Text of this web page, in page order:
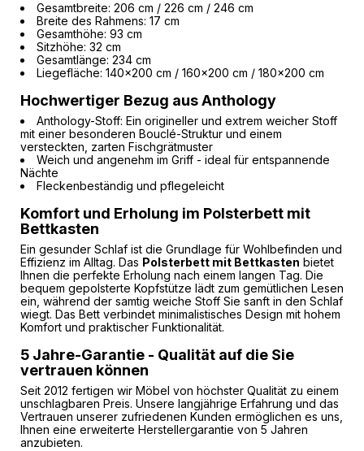
Gesamtbreite: 206 cm / 226 cm / 246 cm
Breite des Rahmens: 17 cm
Gesamthöhe: 93 cm
Sitzhöhe: 32 cm
Gesamtlänge: 234 cm
Liegefläche: 140x200 cm / 160x200 cm / 180x200 cm
Hochwertiger Bezug aus Anthology
Anthology-Stoff: Ein origineller und extrem weicher Stoff
mit einer besonderen Bouclé-Struktur und einem
versteckten, zarten Fischgrätmuster
Weich und angenehm im Griff - ideal für entspannende
Nächte
Fleckenbeständig und pflegeleicht
Komfort und Erholung im Polsterbett mit
Bettkasten
Ein gesunder Schlaf ist die Grundlage für Wohlbefinden und
Effizienz im Alltag. Das Polsterbett mit Bettkasten bietet
Ihnen die perfekte Erholung nach einem langen Tag. Die
bequem gepolsterte Kopfstütze lädt zum gemütlichen Lesen
ein, während der samtig weiche Stoff Sie sanft in den Schlaf
wiegt. Das Bett verbindet minimalistisches Design mit hohem
Komfort und praktischer Funktionalität.
5 Jahre-Garantie - Qualität auf die Sie
vertrauen können
Seit 2012 fertigen wir Möbel von höchster Qualität zu einem
unschlagbaren Preis. Unsere langjährige Erfahrung und das
Vertrauen unserer zufriedenen Kunden ermöglichen es uns,
Ihnen eine erweiterte Herstellergarantie von 5 Jahren
anzubieten.